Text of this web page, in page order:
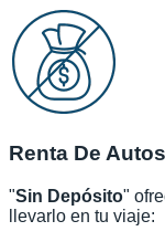
Renta De
"Sin Depósito"
llevarlo en tu viaje: